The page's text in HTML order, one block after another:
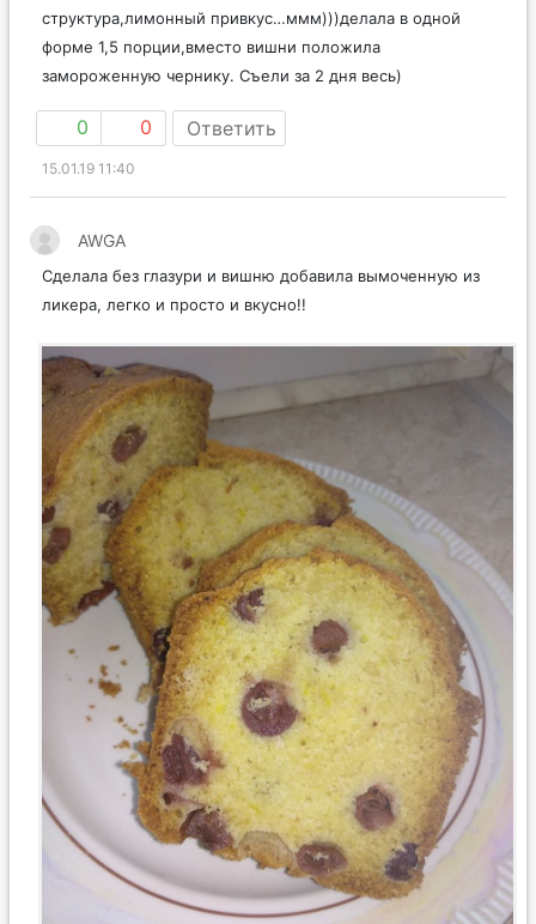
структура,лимонный привкус…ммм)))делала в одной
форме 1,5 порции,вместо вишни положила
замороженную чернику. Съели за 2 дня весь)
0 0 Ответить
15.01.19 11:40
AWGA
Сделала без глазури и вишню добавила вымоченную из
ликера, легко и просто и вкусно!!